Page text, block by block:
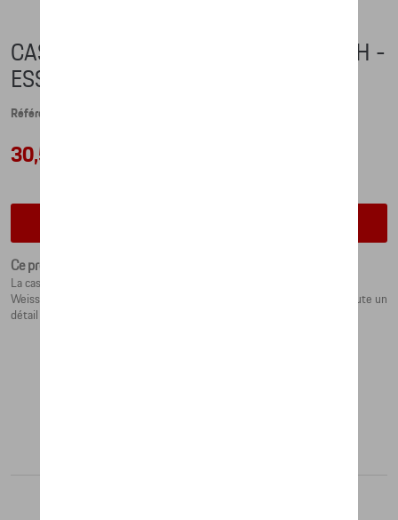
CASQUETTE DE BASEBALL WEISSACH -
ESSENTIAL
Référence: WAP6700010PESS
30,50 €
Ce produit n'est actuellement pas de stock
La casquette de baseball est finie avec un imprimé silicone
Weissach/Porsche. Une étiquette rouge avec le logo Porsche tissé ajoute un
détail subtil au design.Taille unique. 100%